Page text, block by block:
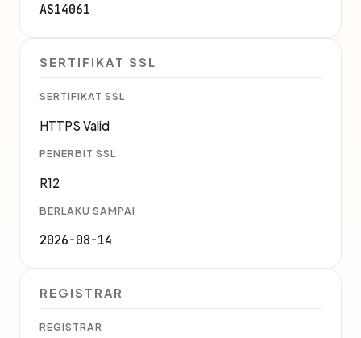
AS14061
SERTIFIKAT SSL
SERTIFIKAT SSL
HTTPS Valid
PENERBIT SSL
R12
BERLAKU SAMPAI
2026-08-14
REGISTRAR
REGISTRAR